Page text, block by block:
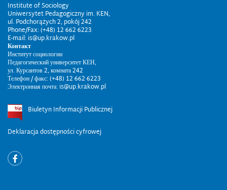
Institute of Sociology
Uniwersytet Pedagogiczny im. KEN,
ul. Podchorążych 2, pokój 242
Phone/Fax: (+48) 12 662 6223
E-mail: is@up.krakow.pl
Контакт
Институт социологии
Педагогический университет КЕН,
ул. Курсантов 2, комната 242
Телефон / факс: (+48) 12 662 6223
Электронная почта: is@up.krakow.pl
Biuletyn Informacji Publicznej
Deklaracja dostępności cyfrowej